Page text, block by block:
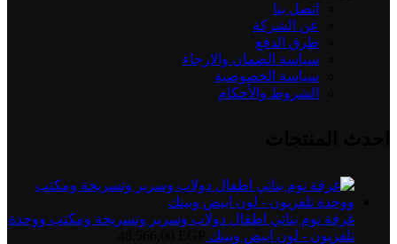
اتصل بنا
عن الشركة
طرق الدفع
سياسة الضمان والارجاء
سياسة الخصوصية
الشروط والأحكام
غرفة نوم بناتي اطفال دولاب وسرير وتسريحة ومكتب ووحدة
تلفزيون - لون ابيض وبينك